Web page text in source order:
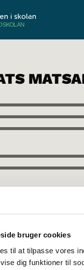
bruger cookies
til at tilpasse vores
dig funktioner til